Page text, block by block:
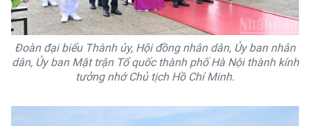
Đoàn đại biểu Thành ủy, Hội đồng nhân dân, Ủy ban nhân
dân, Ủy ban Mặt trận Tổ quốc thành phố Hà Nội thành kính
tưởng nhớ Chủ tịch Hồ Chí Minh.